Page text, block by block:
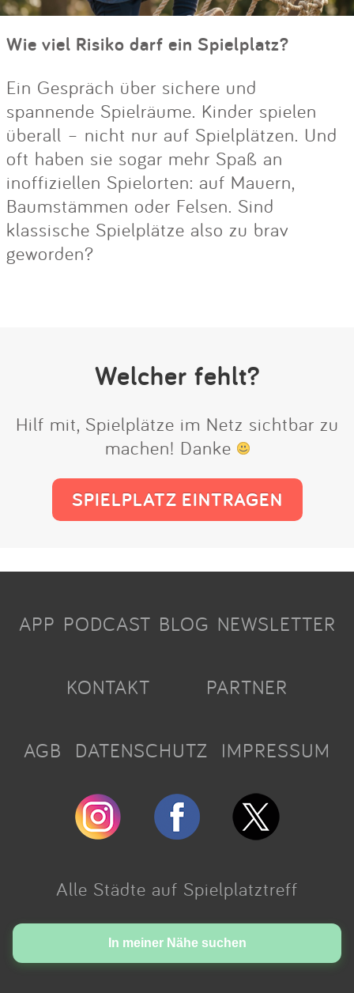
Wie viel Risiko darf ein Spielplatz?
Ein Gespräch über sichere und
spannende Spielräume. Kinder spielen
überall – nicht nur auf Spielplätzen. Und
oft haben sie sogar mehr Spaß an
inoffiziellen Spielorten: auf Mauern,
Baumstämmen oder Felsen. Sind
klassische Spielplätze also zu brav
geworden?
Welcher fehlt?
Hilf mit, Spielplätze im Netz sichtbar zu
machen! Danke
SPIELPLATZ EINTRAGEN
In meiner Nähe suchen
APP PODCAST BLOG NEWSLETTER
KONTAKT PARTNER
AGB DATENSCHUTZ IMPRESSUM
Alle Städte auf Spielplatztreff
Made with love in Cologne.